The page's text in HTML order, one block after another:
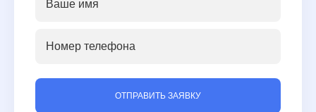
ОТПРАВИТЬ ЗАЯВКУ